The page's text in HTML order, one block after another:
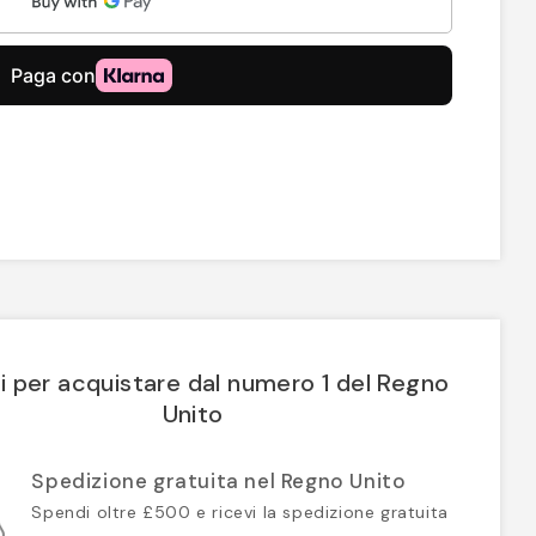
per acquistare dal numero 1 del Regno
Unito
Spedizione gratuita nel Regno Unito
Spendi oltre £500 e ricevi la spedizione gratuita